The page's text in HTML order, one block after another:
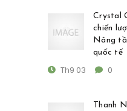
Crystal
chiến
Nâng
quốc tế
Th9 03 0
Thanh